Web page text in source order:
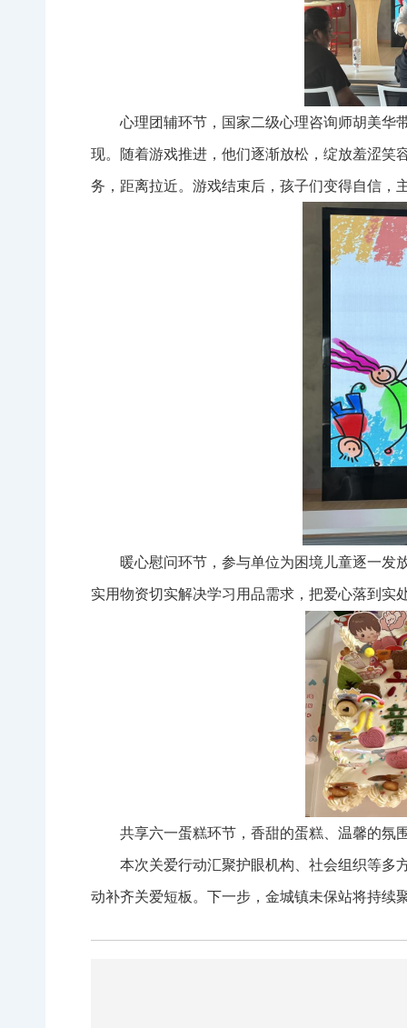
心理团辅环节，国家二级心理咨询师胡美华
现。随着游戏推进，他们逐渐放松，绽放羞涩笑
务，距离拉近。游戏结束后，孩子们变得自信，
暖心慰问环节，参与单位为困境儿童逐一发
实用物资切实解决学习用品需求，把爱心落到实
共享六一蛋糕环节，香甜的蛋糕、温馨的氛
本次关爱行动汇聚护眼机构、社会组织等多
动补齐关爱短板。下一步，金城镇未保站将持续